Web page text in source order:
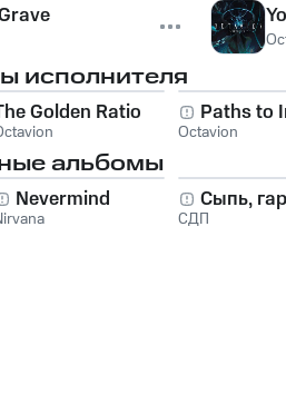
исполнителя
Golden Ratio Paths to
Octavion
альбомы
Nevermind Сыпь,
СДП